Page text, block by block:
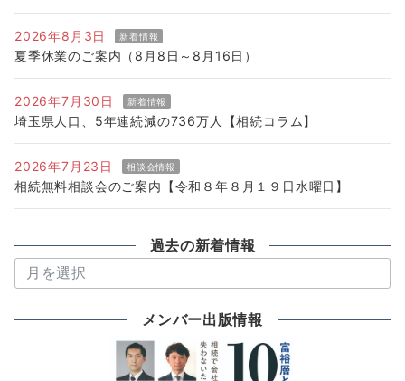
2026年8月3日 新着情報
夏季休業のご案内（8月8日～8月16日）
2026年7月30日 新着情報
埼玉県人口、5年連続減の736万人【相続コラム】
2026年7月23日 相談会情報
相続無料相談会のご案内【令和８年８月１９日水曜日】
過去の新着情報
去
メンバー出版情報